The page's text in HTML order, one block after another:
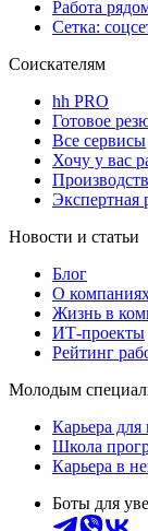
Работа
Сетка:
Соискателям
hh PRO
Готовое
Все сервисы
Хочу у вас
Экспертная
Новости и статьи
Блог
О
Жизнь в
ИТ-проекты
Рейтинг
Молодым
Карьера
Школа
Карьера в
Боты для